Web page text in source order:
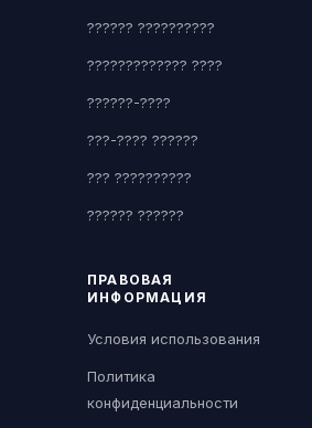
?????? ??????????
????????????? ????
??????-????
???-???? ??????
??? ??????????
?????? ??????
ПРАВОВАЯ
ИНФОРМАЦИЯ
Условия использования
Политика
конфиденциальности